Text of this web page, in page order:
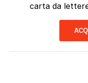
carta da